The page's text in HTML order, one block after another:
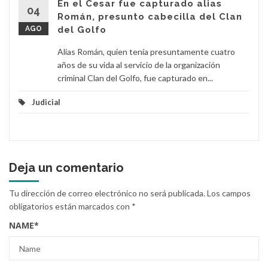
04
AGO
En el Cesar fue capturado alias
Román, presunto cabecilla del Clan
del Golfo
Alias Román, quien tenía presuntamente cuatro
años de su vida al servicio de la organización
criminal Clan del Golfo, fue capturado en...
Judicial
Deja un comentario
Tu dirección de correo electrónico no será publicada.Los campos
obligatorios están marcados con *
NAME*